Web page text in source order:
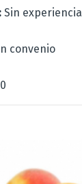
Sin experiencia
convenio